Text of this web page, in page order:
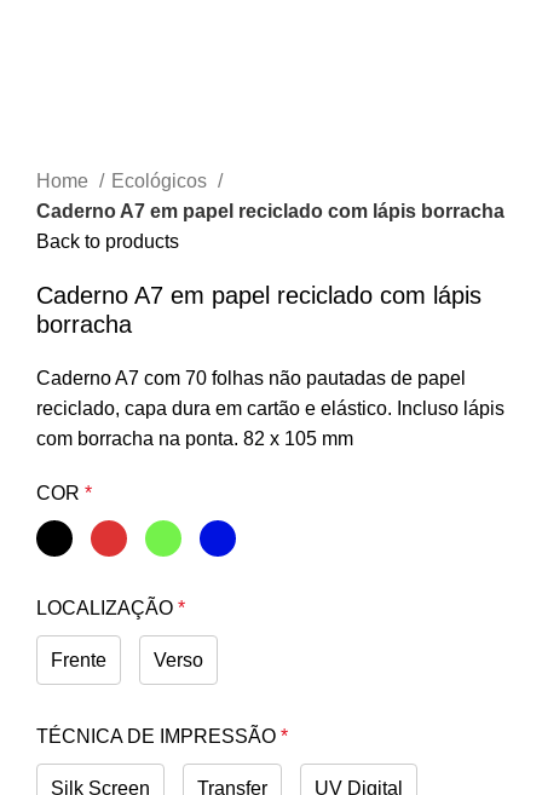
Home
Ecológicos
Caderno A7 em papel reciclado com lápis borracha
Back to products
Caderno A7 em papel reciclado com lápis
borracha
Caderno A7 com 70 folhas não pautadas de papel
reciclado, capa dura em cartão e elástico. Incluso lápis
com borracha na ponta. 82 x 105 mm
COR *
LOCALIZAÇÃO *
Frente Verso
TÉCNICA DE IMPRESSÃO *
Silk Screen Transfer UV Digital